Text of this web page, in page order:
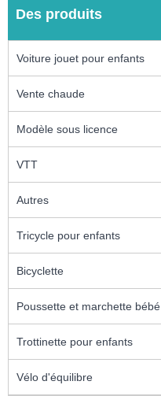
Des produits
Voiture jouet pour enfants
Vente chaude
Modèle sous licence
VTT
Autres
Tricycle pour enfants
Bicyclette
Poussette et marchette bébé
Trottinette pour enfants
Vélo d'équilibre